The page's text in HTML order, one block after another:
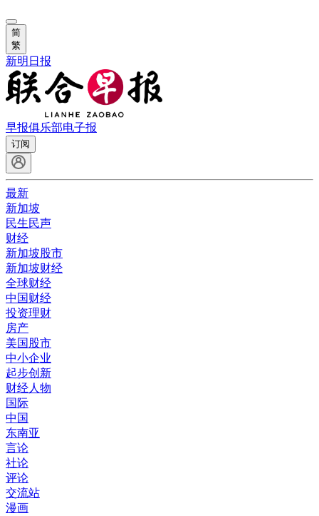
简
繁
新明日报
早报俱乐部电子报
订阅
最新
新加坡
民生民声
财经
新加坡股市
新加坡财经
全球财经
中国财经
投资理财
房产
美国股市
中小企业
起步创新
财经人物
国际
中国
东南亚
言论
社论
评论
交流站
漫画